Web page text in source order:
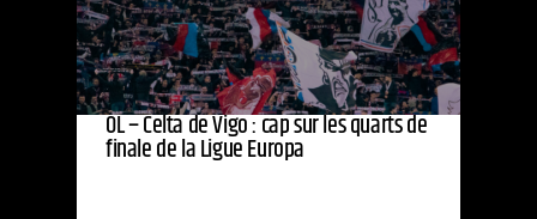
OL – Celta de Vigo : cap sur les quarts de
finale de la Ligue Europa